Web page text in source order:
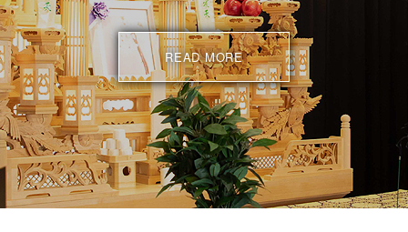
READ MORE